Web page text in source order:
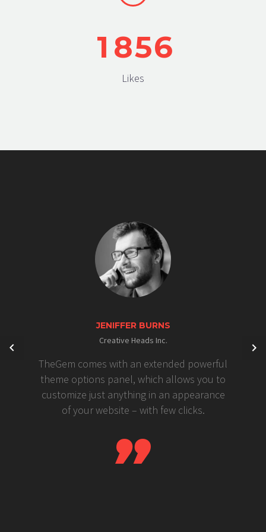
1 856
Likes
JENIFFER BURNS
Creative Heads Inc.
TheGem comes with an extended powerful
theme options panel, which allows you to
customize just anything in an appearance
of your website – with few clicks.
